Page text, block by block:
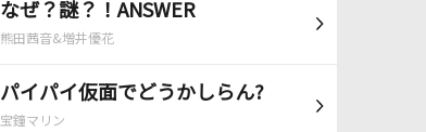
なぜ？謎？！ANSWER
熊田茜音&増井優花
パイパイ仮面でどうかしらん?
宝鐘マリン